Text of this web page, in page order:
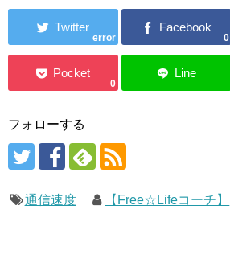
error 0
0
フォローする
通信速度 【Free☆Lifeコーチ】